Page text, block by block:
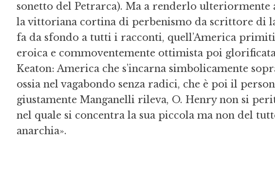
sonetto del Petrarca). Ma a renderlo ulteriormente
la vittoriana cortina di perbenismo da scrittore di
fa da sfondo a tutti i racconti, quell’America
eroica e commoventemente ottimista poi
Keaton: America che s’incarna simbolicamente
ossia nel vagabondo senza radici, che è poi il
giustamente Manganelli rileva, O. Henry non si
nel quale si concentra la sua piccola ma non del
anarchia».